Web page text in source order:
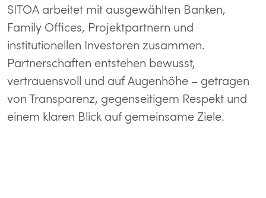
SITOA arbeitet mit ausgewählten Banken,
Family Offices, Projektpartnern und
institutionellen Investoren zusammen.
Partnerschaften entstehen bewusst,
vertrauensvoll und auf Augenhöhe – getragen
von Transparenz, gegenseitigem Respekt und
einem klaren Blick auf gemeinsame Ziele.